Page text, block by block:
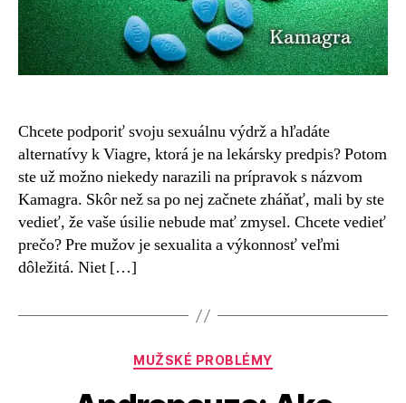
Chcete podporiť svoju sexuálnu výdrž a hľadáte
alternatívy k Viagre, ktorá je na lekársky predpis? Potom
ste už možno niekedy narazili na prípravok s názvom
Kamagra. Skôr než sa po nej začnete zháňať, mali by ste
vedieť, že vaše úsilie nebude mať zmysel. Chcete vedieť
prečo? Pre mužov je sexualita a výkonnosť veľmi
dôležitá. Niet […]
Kategórie
MUŽSKÉ PROBLÉMY